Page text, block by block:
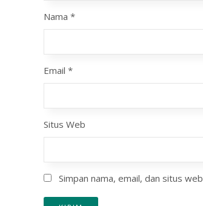
Nama *
Email *
Situs Web
Simpan nama, email, dan situs